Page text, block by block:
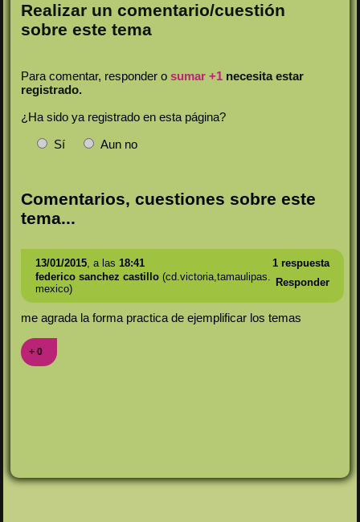
Realizar un comentario/cuestión
sobre este tema
Para comentar, responder osumar +1 necesita estar
registrado.
¿Ha sido ya registrado en esta página?
Sí
Aun no
Comentarios, cuestiones sobre este
tema...
13/01/2015, a las 18:41
1 respuesta
federico sanchez castillo(cd.victoria,tamaulipas.
mexico)
Responder
me agrada la forma practica de ejemplificar los temas
+ 0